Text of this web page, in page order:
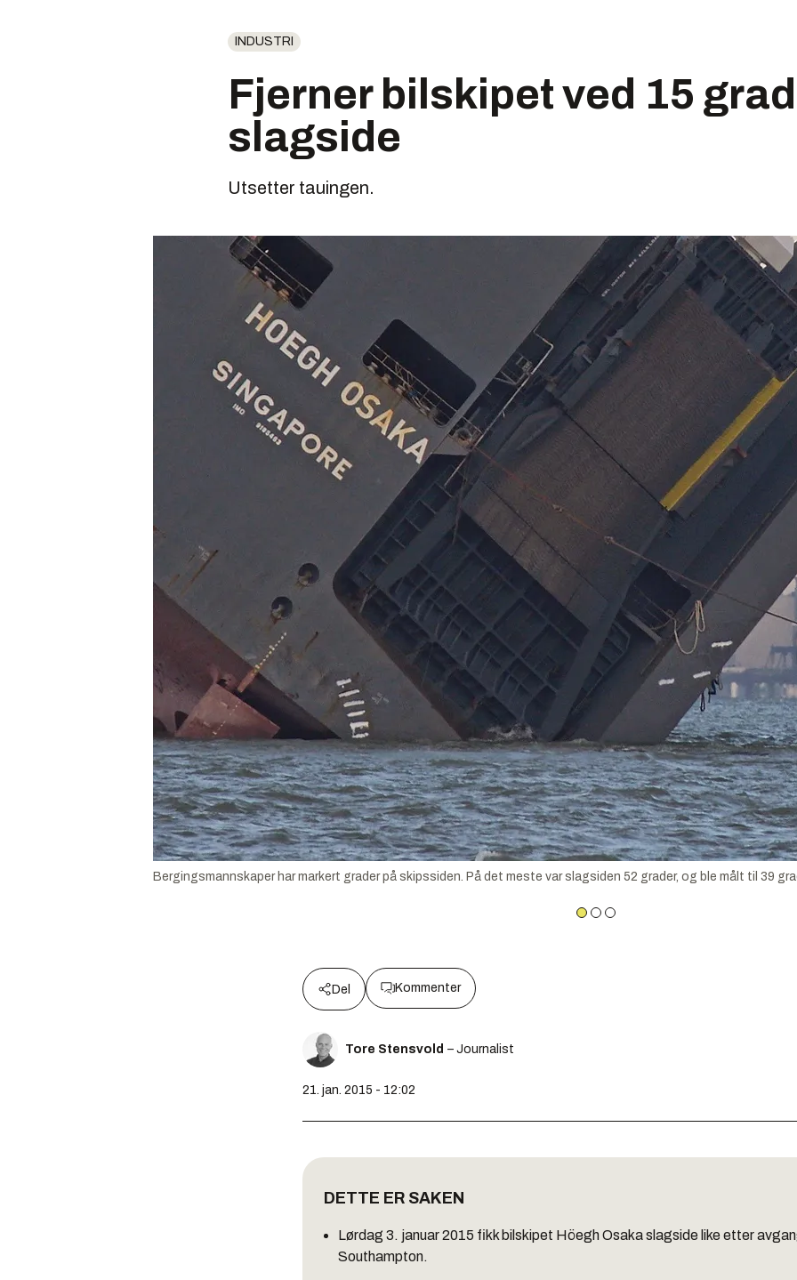
INDUSTRI
Fjerner bilskipet ved 15
slagside
Utsetter tauingen.
Bergingsmannskaper har markert grader på skipssiden. På det meste var slagsiden 52 grader, og ble målt til 39
Del Kommenter
Tore Stensvold – Journalist
21. jan. 2015 - 12:02
DETTE ER SAKEN
Lørdag 3. januar 2015 fikk bilskipet Höegh Osaka slagside like etter
Southampton.